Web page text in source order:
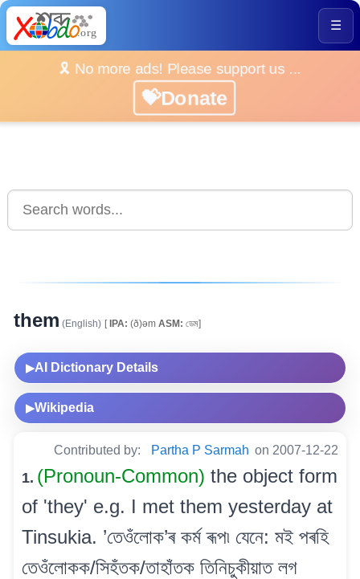
☰
🎗️ No more ads! Please support us ...
💝Donate
them (English) [IPA: (ð)əm ASM: ডেম]
▶AI Dictionary Details
▶Wikipedia
Contributed by: Partha P Sarmah on 2007-12-22
1. (Pronoun-Common) the object form
of 'they' e.g. I met them yesterday at
Tinsukia. ’তেওঁলোক’ৰ কৰ্ম ৰূপ৷ যেনে: মই পৰহি
তেওঁলোকক/সিহঁতক/তাহাঁতক তিনিচুকীয়াত লগ